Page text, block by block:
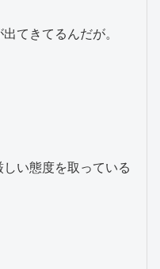
てきてるんだが。
い態度を取っている